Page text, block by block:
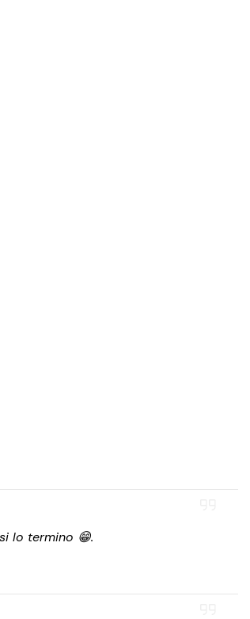
lo termino 😁.